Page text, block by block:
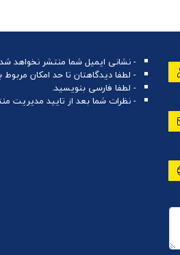
- نشانی ایمیل شما منتشر نخواهد
- لطفا دیدگاهتان تا حد امکان
- لطفا فارسی بنویسید.
- نظرات شما بعد از تایید مدیریت